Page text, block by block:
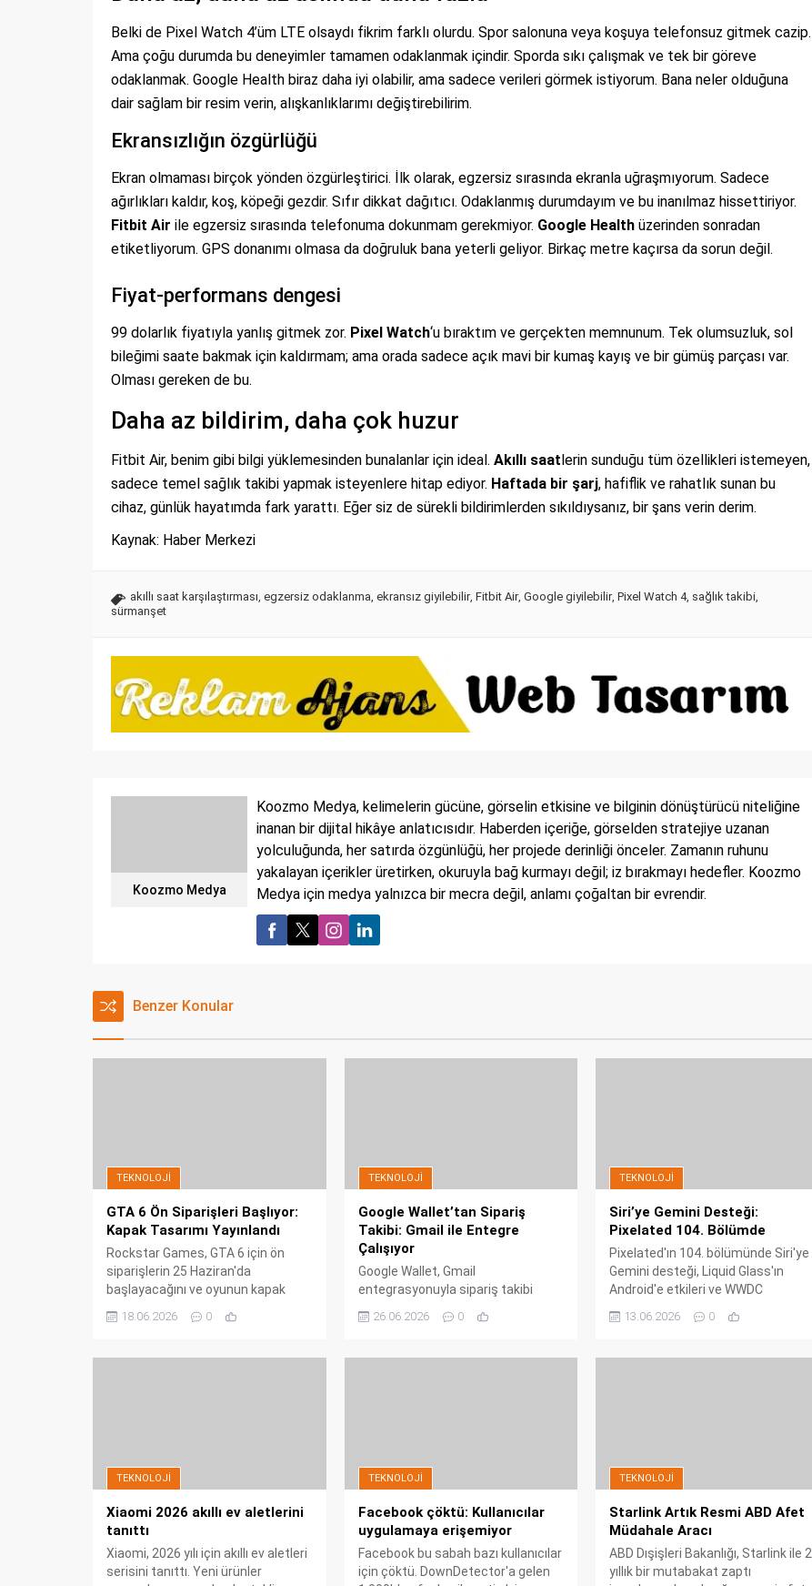
Belki de Pixel Watch 4’üm LTE olsaydı fikrim farklı olurdu. Spor salonuna veya koşuya telefonsuz gitmek cazip.
Ama çoğu durumda bu deneyimler tamamen odaklanmak içindir. Sporda sıkı çalışmak ve tek bir göreve
odaklanmak. Google Health biraz daha iyi olabilir, ama sadece verileri görmek istiyorum. Bana neler olduğuna
dair sağlam bir resim verin, alışkanlıklarımı değiştirebilirim.
Ekransızlığın özgürlüğü
Ekran olmaması birçok yönden özgürleştirici. İlk olarak, egzersiz sırasında ekranla uğraşmıyorum. Sadece
ağırlıkları kaldır, koş, köpeği gezdir. Sıfır dikkat dağıtıcı. Odaklanmış durumdayım ve bu inanılmaz hissettiriyor.
Fitbit Air ile egzersiz sırasında telefonuma dokunmam gerekmiyor. Google Health üzerinden sonradan
etiketliyorum. GPS donanımı olmasa da doğruluk bana yeterli geliyor. Birkaç metre kaçırsa da sorun değil.
Fiyat-performans dengesi
99 dolarlık fiyatıyla yanlış gitmek zor. Pixel Watch‘u bıraktım ve gerçekten memnunum. Tek olumsuzluk, sol
bileğimi saate bakmak için kaldırmam; ama orada sadece açık mavi bir kumaş kayış ve bir gümüş parçası var.
Olması gereken de bu.
Daha az bildirim, daha çok huzur
Fitbit Air, benim gibi bilgi yüklemesinden bunalanlar için ideal. Akıllı saatlerin sunduğu tüm özellikleri istemeyen,
sadece temel sağlık takibi yapmak isteyenlere hitap ediyor. Haftada bir şarj, hafiflik ve rahatlık sunan bu
cihaz, günlük hayatımda fark yarattı. Eğer siz de sürekli bildirimlerden sıkıldıysanız, bir şans verin derim.
Kaynak: Haber Merkezi
akıllı saat karşılaştırması, egzersiz odaklanma, ekransız giyilebilir, Fitbit Air, Google giyilebilir, Pixel Watch 4, sağlık takibi,
sürmanşet
Koozmo Medya
Koozmo Medya, kelimelerin gücüne, görselin etkisine ve bilginin dönüştürücü niteliğine
inanan bir dijital hikâye anlatıcısıdır. Haberden içeriğe, görselden stratejiye uzanan
yolculuğunda, her satırda özgünlüğü, her projede derinliği önceler. Zamanın ruhunu
yakalayan içerikler üretirken, okuruyla bağ kurmayı değil; iz bırakmayı hedefler. Koozmo
Medya için medya yalnızca bir mecra değil, anlamı çoğaltan bir evrendir.
Benzer Konular
TEKNOLOJI
GTA 6 Ön Siparişleri Başlıyor:
Kapak Tasarımı Yayınlandı
Rockstar Games, GTA 6 için ön
siparişlerin 25 Haziran'da
başlayacağını ve oyunun kapak
sonra gelen oyun, 19 Kasım'da
etapta konsollara gelecek oyun,
18.06.2026 0
TEKNOLOJI
Google Wallet’tan Sipariş
Takibi: Gmail ile Entegre
Çalışıyor
Google Wallet, Gmail
entegrasyonuyla sipariş takibi
başlayan bu özellik, fişlerden kargo
yerde topluyor. Henüz herkese açık
26.06.2026 0
TEKNOLOJI
Siri’ye Gemini Desteği:
Pixelated 104. Bölümde
Pixelated'ın 104. bölümünde Siri'ye
Gemini desteği, Liquid Glass'ın
Android'e etkileri ve WWDC
Hilton'un Android aşkı ve yeni QPR1
13.06.2026 0
TEKNOLOJI
Xiaomi 2026 akıllı ev aletlerini
tanıttı
Xiaomi, 2026 yılı için akıllı ev aletleri
serisini tanıttı. Yeni ürünler
TEKNOLOJI
Facebook çöktü: Kullanıcılar
uygulamaya erişemiyor
Facebook bu sabah bazı kullanıcılar
için çöktü. DownDetector'a gelen
TEKNOLOJI
Starlink Artık Resmi ABD Afet
Müdahale Aracı
ABD Dışişleri Bakanlığı, Starlink ile 2
yıllık bir mutabakat zaptı